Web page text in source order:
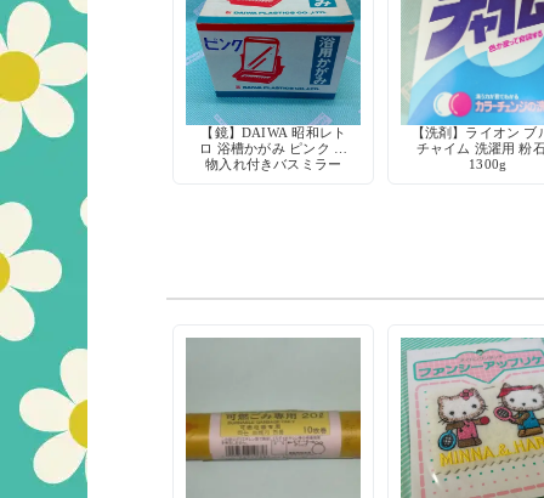
【鏡】DAIWA 昭和レト
ロ 浴槽かがみ ピンク 小
物入れ付きバスミラー
【洗剤】ライオン ブ
チャイム 洗濯用 粉
1300g